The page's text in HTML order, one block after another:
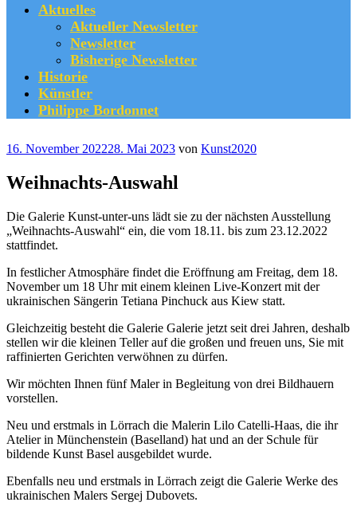
Aktuelles
Aktueller Newsletter
Newsletter
Bisherige Newsletter
Historie
Künstler
Philippe Bordonnet
Veröffentlicht
16. November 202228. Mai 2023 von Kunst2020
Weihnachts-Auswahl
Die Galerie Kunst-unter-uns lädt sie zu der nächsten Ausstellung
„Weihnachts-Auswahl“ ein, die vom 18.11. bis zum 23.12.2022
stattfindet.
In festlicher Atmosphäre findet die Eröffnung am Freitag, dem 18.
November um 18 Uhr mit einem kleinen Live-Konzert mit der
ukrainischen Sängerin Tetiana Pinchuck aus Kiew statt.
Gleichzeitig besteht die Galerie Galerie jetzt seit drei Jahren, deshalb
stellen wir die kleinen Teller auf die großen und freuen uns, Sie mit
raffinierten Gerichten verwöhnen zu dürfen.
Wir möchten Ihnen fünf Maler in Begleitung von drei Bildhauern
vorstellen.
Neu und erstmals in Lörrach die Malerin Lilo Catelli-Haas, die ihr
Atelier in Münchenstein (Baselland) hat und an der Schule für
bildende Kunst Basel ausgebildet wurde.
Ebenfalls neu und erstmals in Lörrach zeigt die Galerie Werke des
ukrainischen Malers Sergej Dubovets.